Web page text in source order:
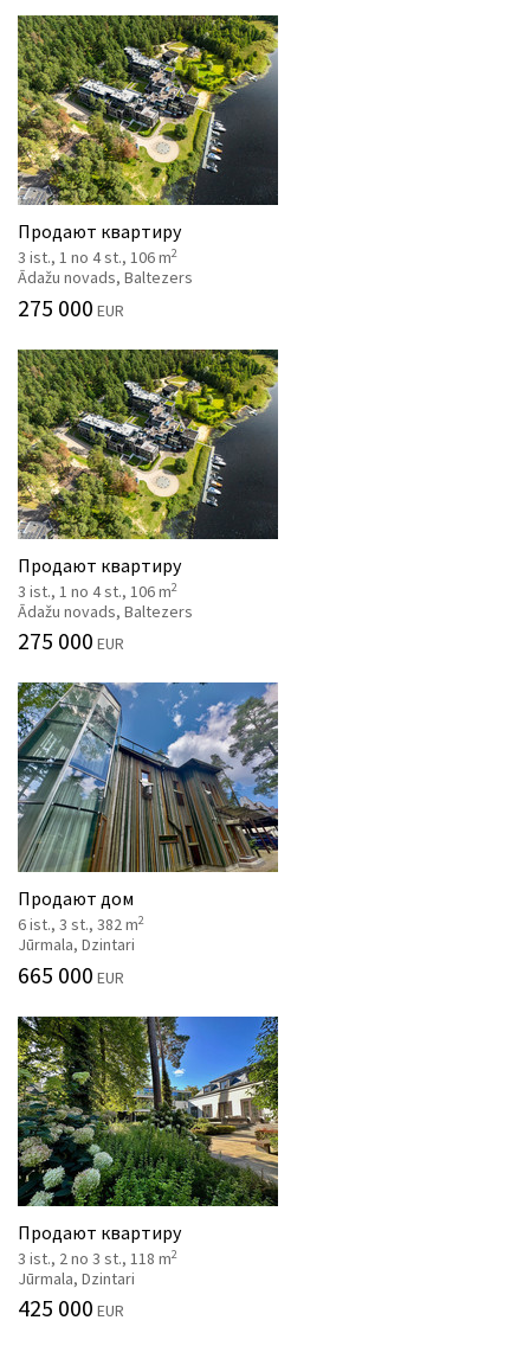
Продают квартиру
3 ist., 1 no 4 st., 106 m2
Ādažu novads, Baltezers
275 000 EUR
Продают квартиру
3 ist., 1 no 4 st., 106 m2
Ādažu novads, Baltezers
275 000 EUR
Продают дом
6 ist., 3 st., 382 m2
Jūrmala, Dzintari
665 000 EUR
Продают квартиру
3 ist., 2 no 3 st., 118 m2
Jūrmala, Dzintari
425 000 EUR